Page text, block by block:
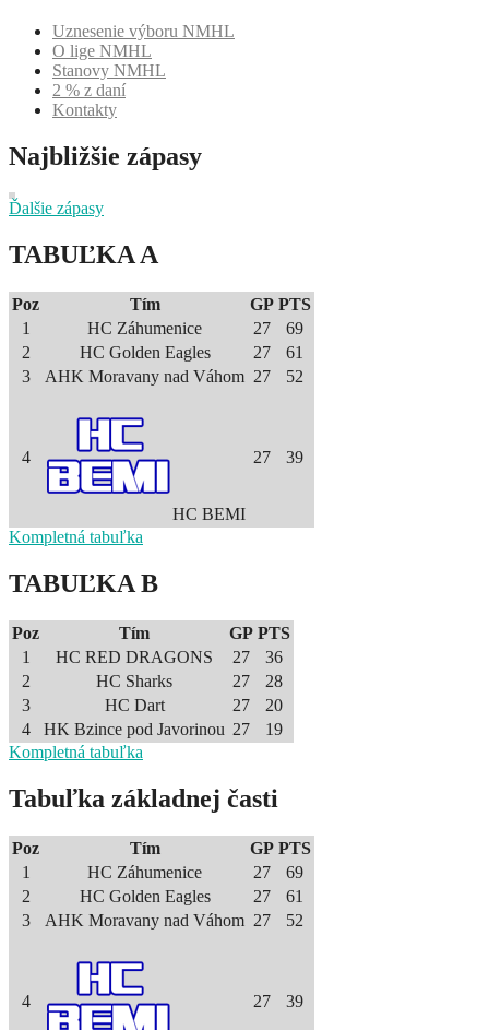
Uznesenie výboru NMHL
O lige NMHL
Stanovy NMHL
2 % z daní
Kontakty
Najbližšie zápasy
Ďalšie zápasy
TABUĽKA A
Poz Tím GP PTS
1
HC Záhumenice 27
69
2
HC Golden Eagles 27
61
3
AHK Moravany nad Váhom 27 52
4
HC BEMI
27 39
Kompletná tabuľka
TABUĽKA B
Poz Tím GP PTS
1
HC RED DRAGONS 27
36
2
HC Sharks 27
28
3
HC Dart 27
20
4
HK Bzince pod Javorinou 27
19
Kompletná tabuľka
Tabuľka základnej časti
Poz Tím GP PTS
1
HC Záhumenice 27
69
2
HC Golden Eagles 27
61
3
AHK Moravany nad Váhom 27 52
4 27 39